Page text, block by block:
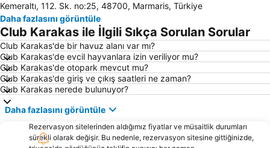
Turunc Halk Plajı
Sedir Adası
Barlar Sokağı
Köyceğiz-Göl
Aqua Dream Su Parkı
Old Town Gates
Bördübet
Muğla Otobüs Terminali
Akyaka Tren Garı
Sea Turtle Research Rescue and Rehabilitation Centre
Symi
Marmaris Yacht Marina
Marmaris Kalesi
Atlantis Su Parkı
Club Mistral Martı Marina Halk Plajı
Kemeraltı, 112. Sk. no:25, 48700, Marmaris, Türkiye
Daha fazlasını görüntüle
Club Karakas ile İlgili Sıkça Sorulan Sorular
Club Karakas'de bir havuz alanı var mı?
Club Karakas'de evcil hayvanlara izin veriliyor mu?
Club Karakas'de otopark mevcut mu?
Club Karakas'de giriş ve çıkış saatleri ne zaman?
Club Karakas nerede bulunuyor?
Daha fazlasını görüntüle
Rezervasyon sitelerinden aldığımız fiyatlar ve müsaitlik durumları
sürekli olarak değişir. Bu nedenle, rezervasyon sitesine gittiğinizde,